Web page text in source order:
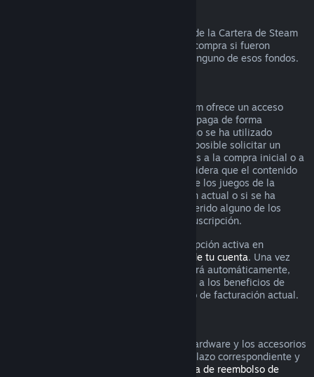
Puedes solicitar un reembolso de fondos de la Cartera de Steam
durante los siguientes catorce días de la compra si fueron
comprados en Steam y no has utilizado ninguno de esos fondos.
Para algunos contenidos y servicios, Steam ofrece un acceso
periódico (p. ej., mensual o anual) que se paga de forma
recurrente. Si una suscripción renovable no se ha utilizado
durante el ciclo de facturación actual, es posible solicitar un
reembolso durante las 48 horas siguientes a la compra inicial o a
cualquier renovación automática. Se considera que el contenido
se ha utilizado si se ha jugado a alguno de los juegos de la
suscripción durante el ciclo de facturación actual o si se ha
utilizado, consumido, modificado o transferido alguno de los
beneficios o descuentos incluidos en la suscripción.
Recuerda que puedes cancelar una suscripción activa en
detalles de tu cuenta. Una vez
cancelada, la suscripción ya no se renovará automáticamente,
pero mantendrás el acceso al contenido y a los beneficios de
dicha suscripción hasta el final de tu ciclo de facturación actual.
Es posible solicitar un reembolso por el hardware y los accesorios
adquiridos a través de Steam dentro del plazo correspondiente y
Política de reembolso de